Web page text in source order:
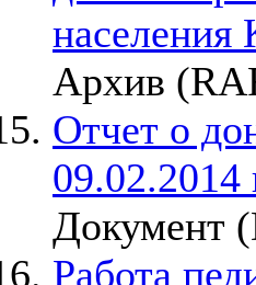
населения
Архив
Отчет о
09.02.2014
Документ
Работа